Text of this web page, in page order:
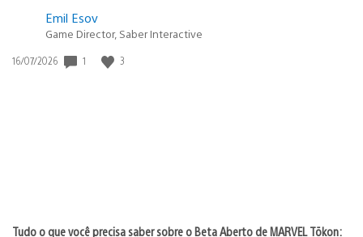
Emil Esov
Game Director, Saber Interactive
Data
16/07/2026 1 3
Tudo o que você precisa saber sobre o Beta Aberto de MARVEL Tōkon: